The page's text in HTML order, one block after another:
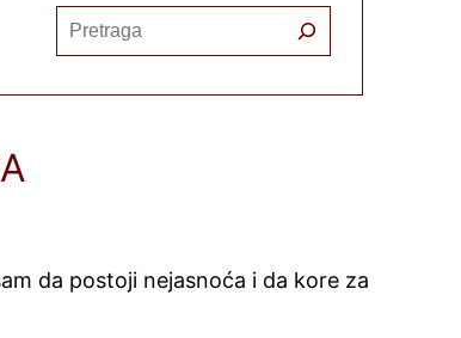
Претрага
da postoji nejasnoća i da kore za